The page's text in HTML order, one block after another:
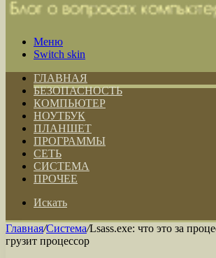
Меню
Switch skin
ГЛАВНАЯ
БЕЗОПАСНОСТЬ
КОМПЬЮТЕР
НОУТБУК
ПЛАНШЕТ
ПРОГРАММЫ
СЕТЬ
СИСТЕМА
ПРОЧЕЕ
Искать
Главная/Система/Lsass.exe: что это за
грузит процессор